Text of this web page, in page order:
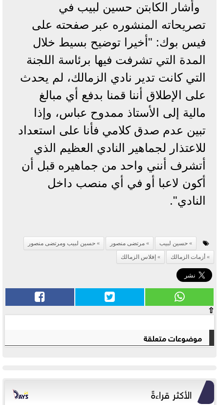
وأشار الكابتن حسين لبيب في
تصريحاته المنشوره عبر صفحته على
فيس بوك: "أخيرا توضيح بسيط خلال
المدة التي تشرفت فيها برئاسة اللجنة
التي كانت تدير نادي الزمالك، لم يحدث
على الإطلاق أننا قمنا بدفع أي مبالغ
مالية إلى الأستاذ ممدوح عباس، وإذا
تبين عدم صدق كلامي فأنا على استعداد
للاعتذار لجماهير النادي العظيم الذي
أتشرف أنني واحد من جماهيره قبل أن
أكون لاعبا أو في أي منصب داخل
النادي".
حسين لبيب مرتضى منصور
حسين لبيب ومرتضى منصور
أزمات الزمالك
إفلاس الزمالك
⇧
موضوعات متعلقة
الأكثر قراءةً